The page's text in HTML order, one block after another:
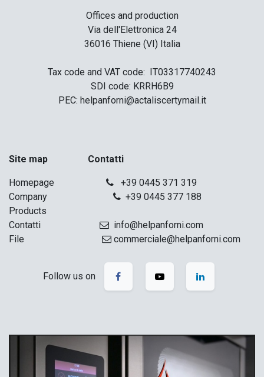
Offices and production
Via dell'Elettronica 24
36016 Thiene (VI) Italia
Tax code and VAT code: IT03317740243
SDI code: KRRH6B9
PEC: helpanforni@actaliscertymail.it
Site map Contatti
Homepage
+39 0445 371 319
Company
+39 0445 377 188
Products
Contatti
info@helpanforni.com
File
commerciale@helpanforni.com
Follow us on